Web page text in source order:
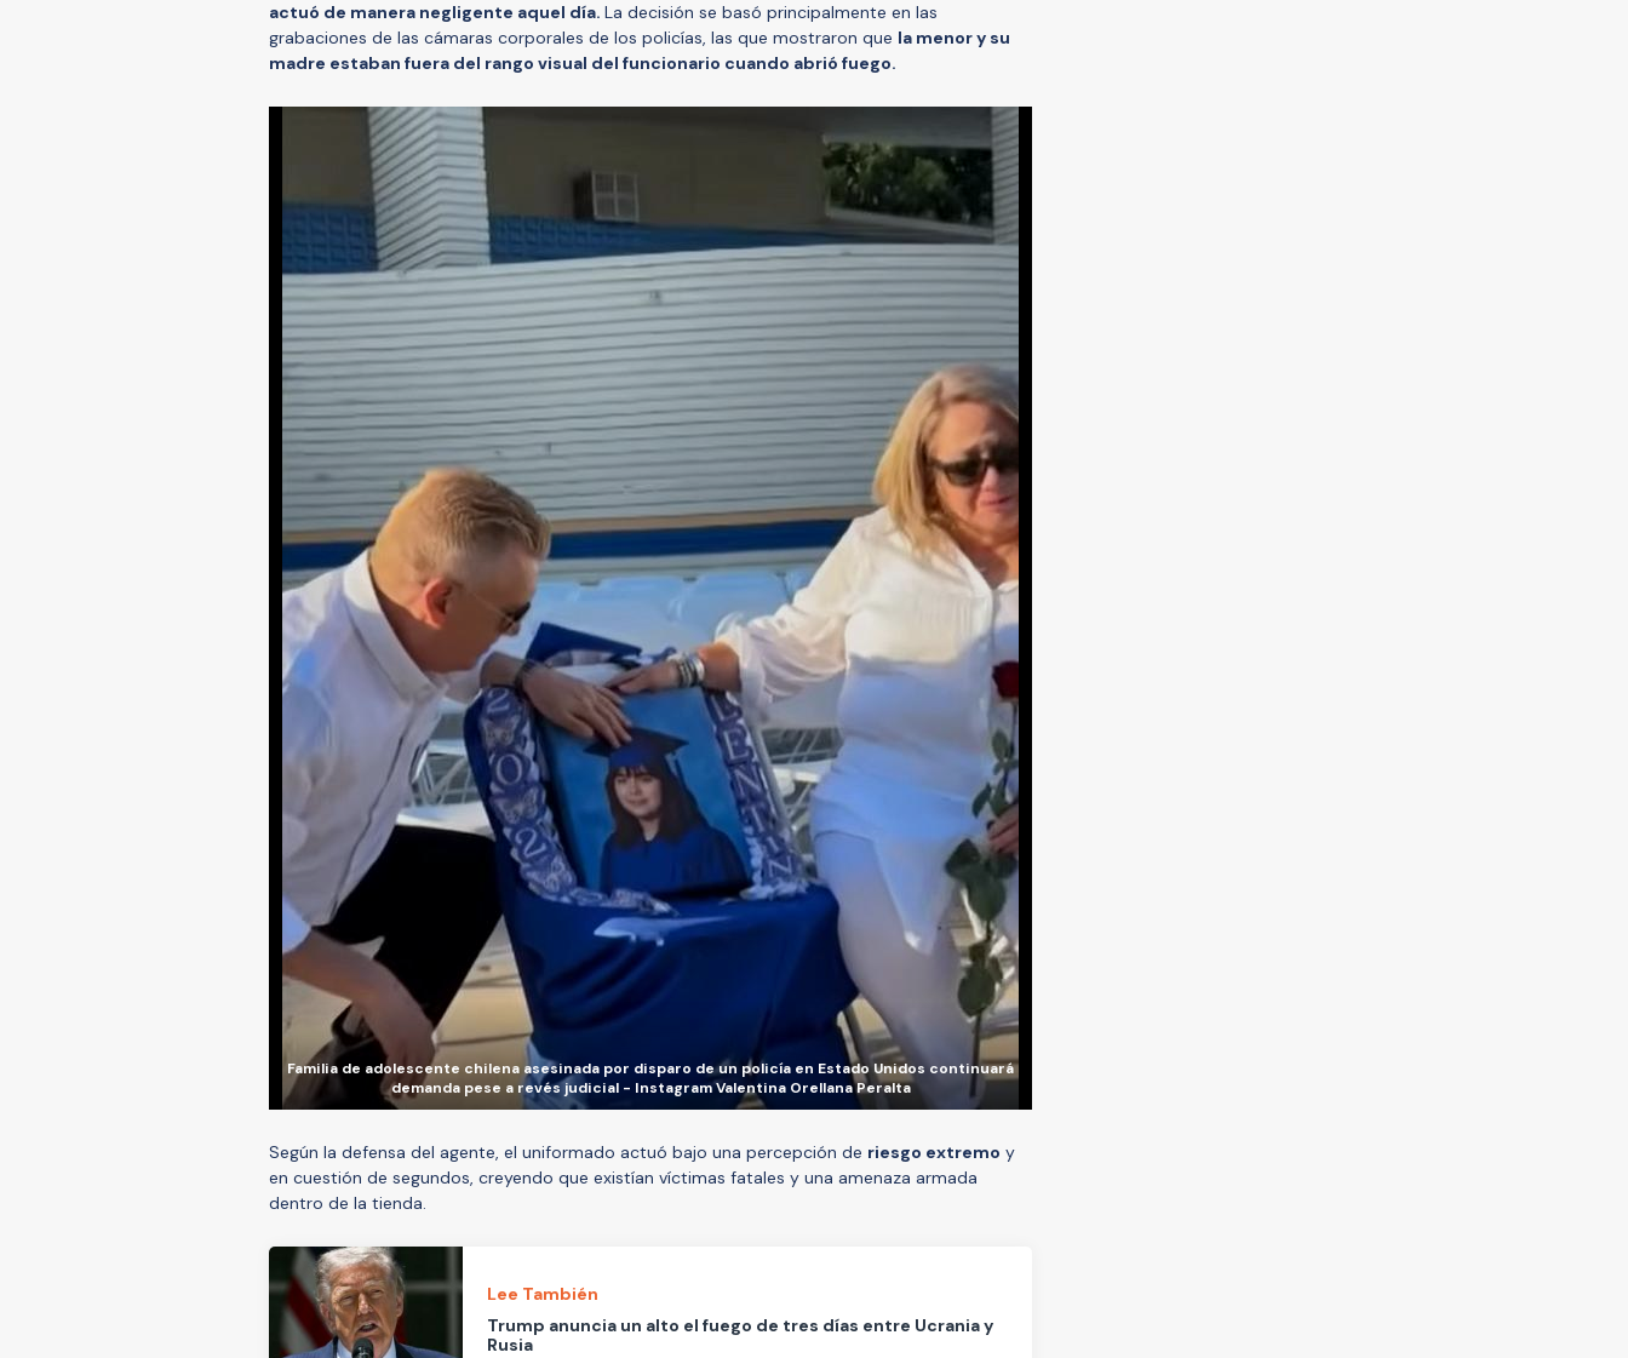
actuó de manera negligente aquel día. La decisión se basó principalmente en las
grabaciones de las cámaras corporales de los policías, las que mostraron que la menor y su
madre estaban fuera del rango visual del funcionario cuando abrió fuego.
Familia de adolescente chilena asesinada por disparo de un policía en Estado Unidos continuará
demanda pese a revés judicial - Instagram Valentina Orellana Peralta
Según la defensa del agente, el uniformado actuó bajo una percepción de riesgo extremo y
en cuestión de segundos, creyendo que existían víctimas fatales y una amenaza armada
dentro de la tienda.
Lee También
Trump anuncia un alto el fuego de tres días entre Ucrania y
Rusia